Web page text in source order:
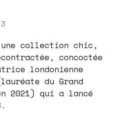
une collection chic,
concoctée
londonienne
du Grand
2021) qui a lancé